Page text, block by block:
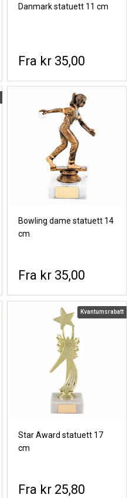
Danmark statuett 11 cm
kr 35,00
Bowling dame statuett 14
cm
kr 35,00
Kvantumsrabatt
Star Award statuett 17
cm
kr 25,80